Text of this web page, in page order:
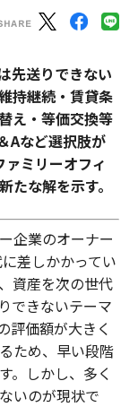
先送りできない
持継続・賃貸条
え・等価交換等
Aなど選択肢が
ミリーオフィ
たな解を示す。
企業のオーナー
差しかかってい
資産を次の世代
できないテーマ
評価額が大きく
ため、早い段階
。しかし、多く
いのが現状で